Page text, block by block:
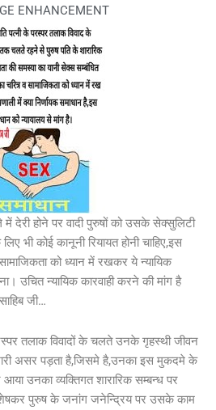
ENHANCEMENT
होने पर वादी पुरुषों को उसके सेक्सुलिटी
भी कोई कानूनी रियायत होनी चाहिए,इस
को ध्यान में रखकर ये न्यायिक
उचित न्यायिक कारवाही करने की मांग है
जी…
तलाक विवादों के चलते उनके गृहस्थी जीवन
असर पड़ता है,जिसमे है,उनका इस मुकदमे के
उनका व्यक्तिगत शारारिक सम्बन्ध पर
पुरुष के जनांग जनेन्द्रिय पर उसके काम